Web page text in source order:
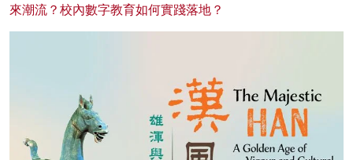
來潮流？校內數字教育如何實踐落地？